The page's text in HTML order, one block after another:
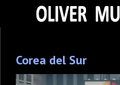
FOTOGRAFIAS
Corea del Sur